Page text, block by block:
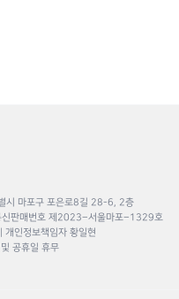
시 마포구 포은로8길 28-6, 2층
판매번호 제2023–서울마포–1329호
인정보책임자 황일현
공휴일 휴무